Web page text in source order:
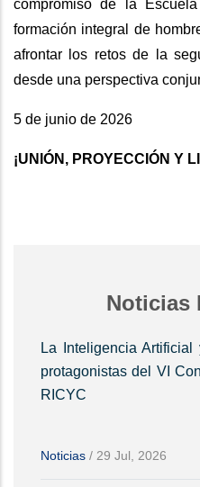
compromiso de la
formación integral de
afrontar los retos de la
desde una perspectiva
5 de junio de 2026
¡UNIÓN, PROYECCIÓN Y
Noticias
La Inteligencia
protagonistas del VI
RICYC
Noticias / 29 Jul, 2026